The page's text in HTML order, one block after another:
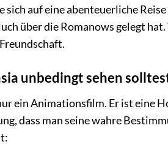
sich auf eine abenteuerliche
über die Romanows gelegt
unbedingt sehen
ein Animationsfilm. Er ist eine
dass man seine wahre